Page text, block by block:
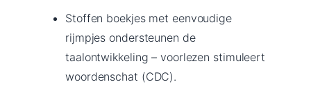
Stoffen boekjes met eenvoudige
rijmpjes ondersteunen de
taalontwikkeling – voorlezen stimuleert
woordenschat (CDC).